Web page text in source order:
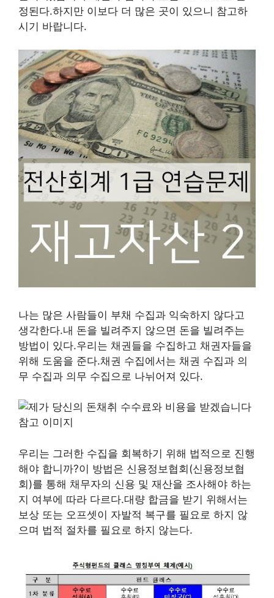
정된다.하지만 이보다 더 많은 곳이 있으니 참고하
시기 바랍니다.
나는 많은 사람들이 부채 수집과 익숙하지 않다고
생각한다.내 돈을 빌려주지 않으면 돈을 빌려주는
방법이 있다.우리는 채권들을 수집하고 채권자들을
위해 도움을 준다.채권 수집에서는 채권 수집과 의
무 수집과 의무 수집으로 나뉘어져 있다.
우리는 그러한 수집을 회복하기 위해 법적으로 진행
해야 합니까?이 방법은 신용정보협회(신용정보협
회)를 통해 채무자의 신용 및 재산을 조사해야 하는
지 여부에 따라 다르다.대량 합금을 받기 위해서는
보상 또는 오프셋이 자발적 복구를 필요로 하지 않
으며 법적 절차를 필요로 하지 않는다.